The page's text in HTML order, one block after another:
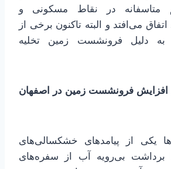
متاسفانه در نقاط مسکونی و
می‌افتد و البته تاکنون برخی از
دلیل فرونشست زمین تخلیه
افزایش فرونشست زمین در اصفهان
یکی از پیامدهای خشکسالی‌های
برداشت بی‌رویه آب از سفره‌های